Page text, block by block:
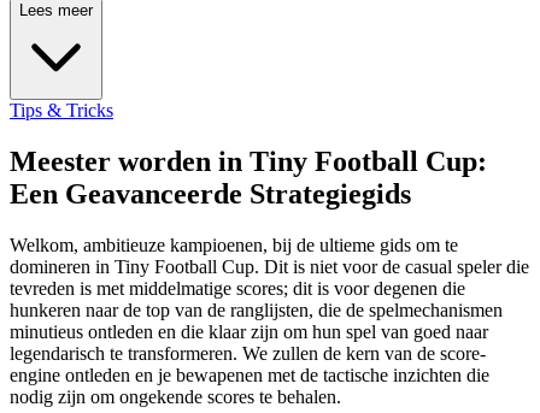
Lees meer
Tips & Tricks
Meester worden in Tiny Football Cup:
Een Geavanceerde Strategiegids
Welkom, ambitieuze kampioenen, bij de ultieme gids om te
domineren in Tiny Football Cup. Dit is niet voor de casual speler die
tevreden is met middelmatige scores; dit is voor degenen die
hunkeren naar de top van de ranglijsten, die de spelmechanismen
minutieus ontleden en die klaar zijn om hun spel van goed naar
legendarisch te transformeren. We zullen de kern van de score-
engine ontleden en je bewapenen met de tactische inzichten die
nodig zijn om ongekende scores te behalen.